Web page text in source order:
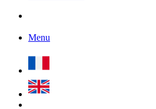
Menu